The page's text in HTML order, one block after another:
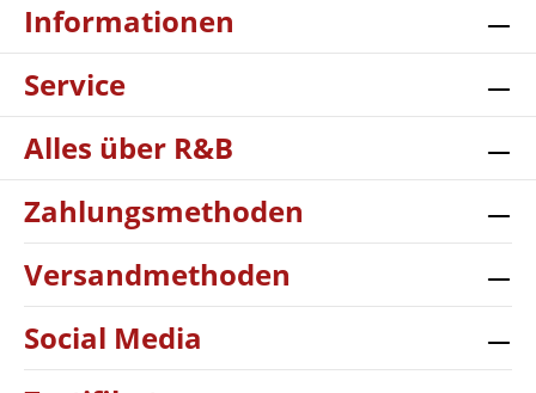
Informationen
Service
Alles über R&B
Zahlungsmethoden
Versandmethoden
Social Media